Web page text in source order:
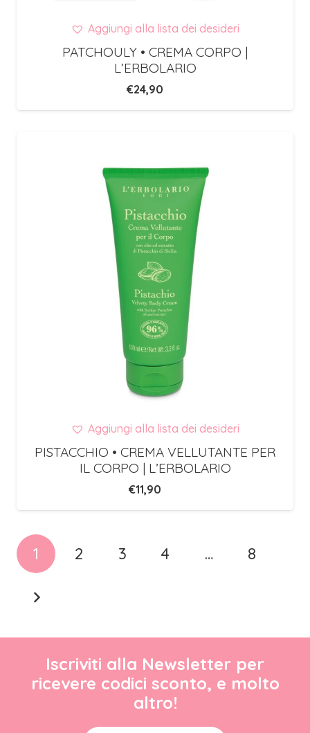
Aggiungi alla lista dei desideri
PATCHOULY • CREMA CORPO |
L’ERBOLARIO
€24,90
Aggiungi alla lista dei desideri
PISTACCHIO • CREMA VELLUTANTE PER
IL CORPO | L’ERBOLARIO
€11,90
1 2 3 4 … 8
Iscriviti alla Newsletter per
ricevere codici sconto, e molto
altro!